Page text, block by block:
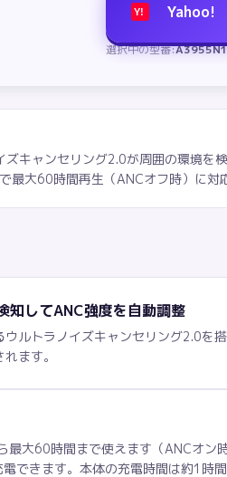
Y! Yahoo!
選択中の型番:
キャンセリング2.0が周囲の環境を
大60時間再生（ANCオフ時）に対
知してANC強度を自動調整
ルトラノイズキャンセリング2.0を
ます。
大60時間まで使えます（ANCオン
できます。本体の充電時間は約1時間